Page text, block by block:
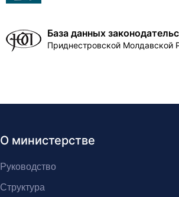
База данных
Приднестровской Молдавской
О министерстве
Руководство
Структура